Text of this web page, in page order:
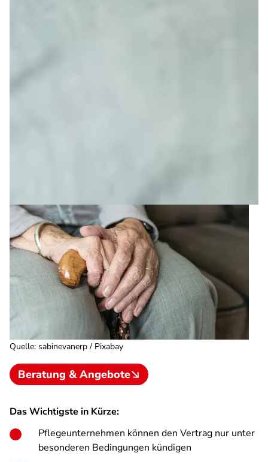
Quelle: sabinevanerp / Pixabay
Beratung & Angebote
Das Wichtigste in Kürze:
Pflegeunternehmen können den Vertrag nur unter
besonderen Bedingungen kündigen